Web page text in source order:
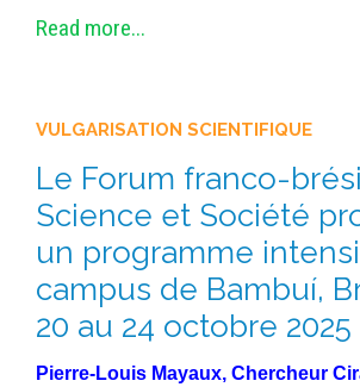
DOCTORAL TRAINING
THESES IN PROGRESS
MOOC
PRODUCTION
METHODS AND TOOLS
SOFTWARE
Read more...
VULGARISATION SCIENTIFIQUE
Le Forum franco-
Science et Société
un programme
campus de Bambuí,
20 au 24 octobre 2025
Pierre-Louis Mayaux, Chercheur